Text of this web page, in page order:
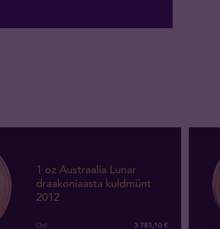
1 oz Austraalia Lunar
draakoniaasta kuldmünt
2012
Ost 3 783,10 €